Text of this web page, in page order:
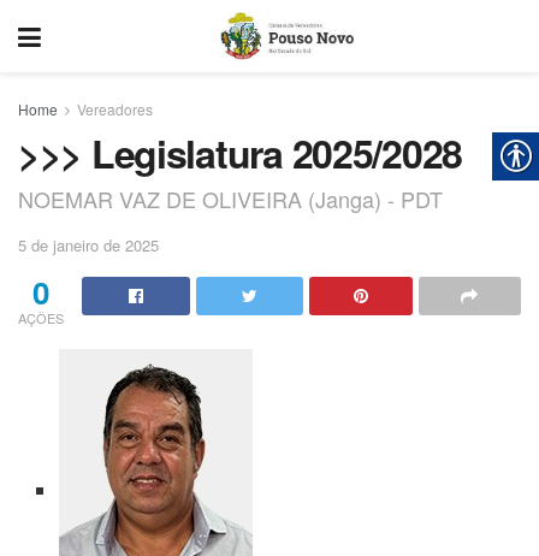
Home Vereadores
>>> Legislatura 2025/2028
NOEMAR VAZ DE OLIVEIRA (Janga) - PDT
5 de janeiro de 2025
0
AÇÕES